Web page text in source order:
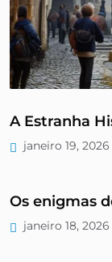
A Estranha
janeiro 19, 2026
Os enigmas
janeiro 18, 2026